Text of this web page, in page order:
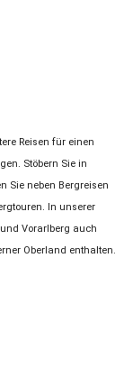
Reisen für einen
Stöbern Sie in
Sie neben Bergreisen
In unserer
Vorarlberg auch
Oberland enthalten.